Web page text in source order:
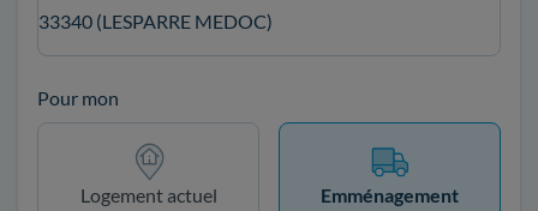
33340 (LESPARRE MEDOC)
Pour mon
Logement actuel Emménagement